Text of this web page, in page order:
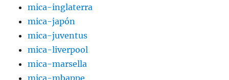
mica-inglaterra
mica-japón
mica-juventus
mica-liverpool
mica-marsella